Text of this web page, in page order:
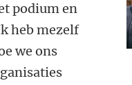
podium en
heb mezelf
we ons